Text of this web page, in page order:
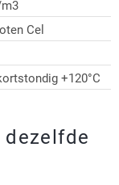
Cel
+120°C